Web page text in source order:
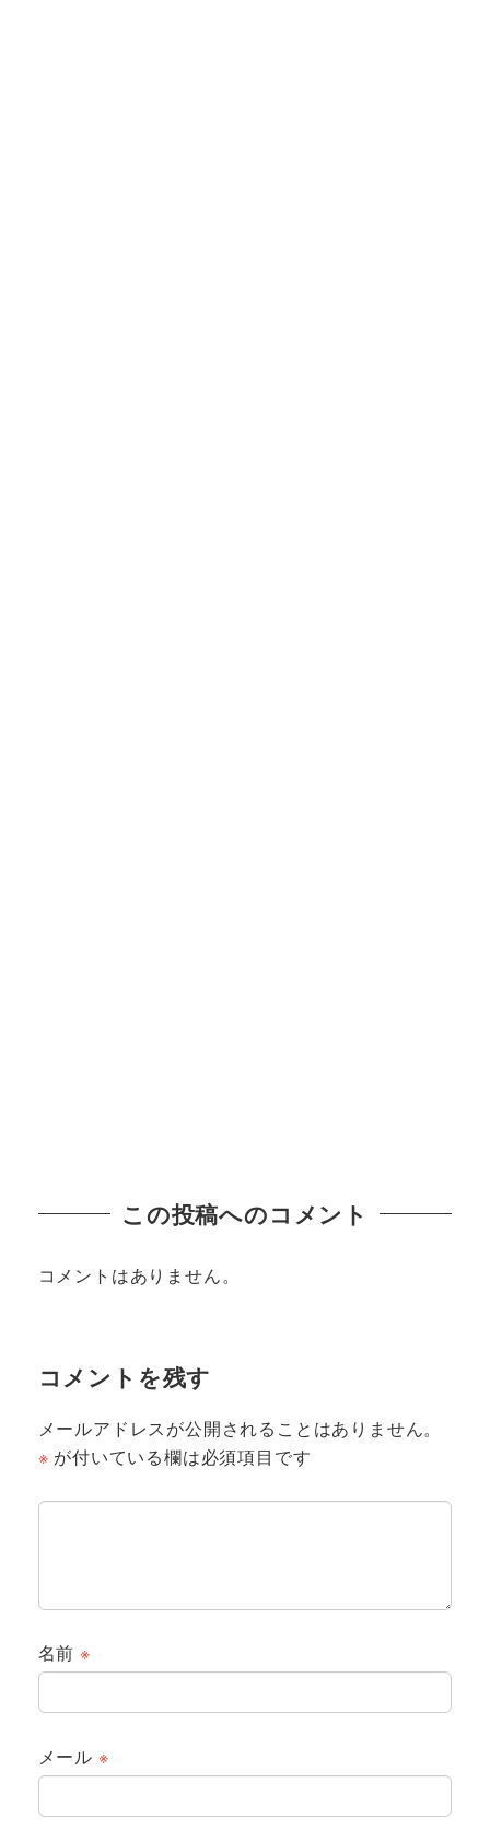
この投稿へのコメント
コメントはありません。
コメントを残す
メールアドレスが公開されることはありません。
※ が付いている欄は必須項目です
名前※
メール ※